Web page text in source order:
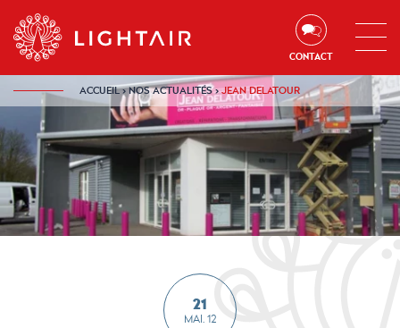
Aller au contenu Aller à la recherche
CONTACT
ACCUEIL›NOS ACTUALITÉS›JEAN DELATOUR
21
MAI. 12